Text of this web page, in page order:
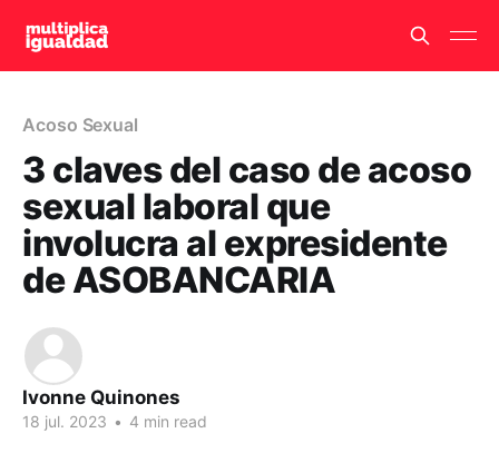
Acoso Sexual
3 claves del caso de acoso
sexual laboral que
involucra al expresidente
de ASOBANCARIA
Ivonne Quinones
18 jul. 2023 • 4 min read